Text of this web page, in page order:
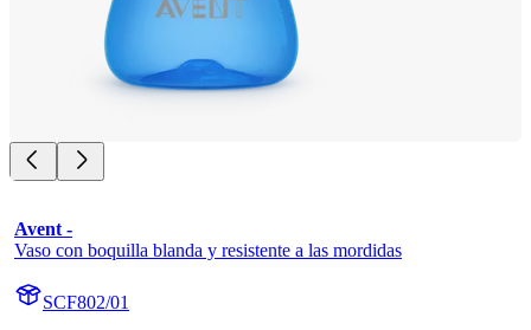
Avent -
Vaso con boquilla blanda y resistente a las mordidas
SCF802/01